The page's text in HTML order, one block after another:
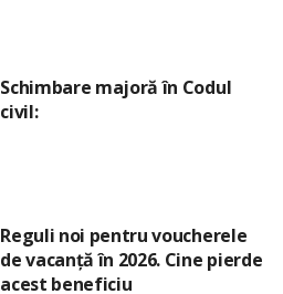
Schimbare majoră în Codul
civil:
Reguli noi pentru voucherele
de vacanță în 2026. Cine pierde
acest beneficiu